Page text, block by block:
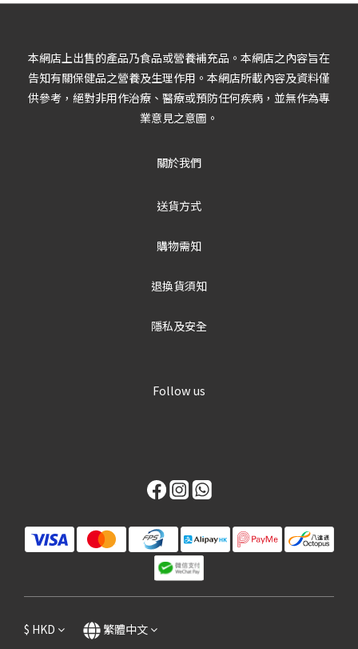
本網店上出售的產品乃食品或營養補充品。本網店之內容旨在
告知有關保健品之營養及生理作用。本網店所載內容及資料僅
供參考，絕對非用作治療、醫療或預防任何疾病，並無作為專
業意見之意圖。
關於我們
送貨方式
購物需知
退換貨須知
隱私及安全
Follow us
$ HKD 繁體中文